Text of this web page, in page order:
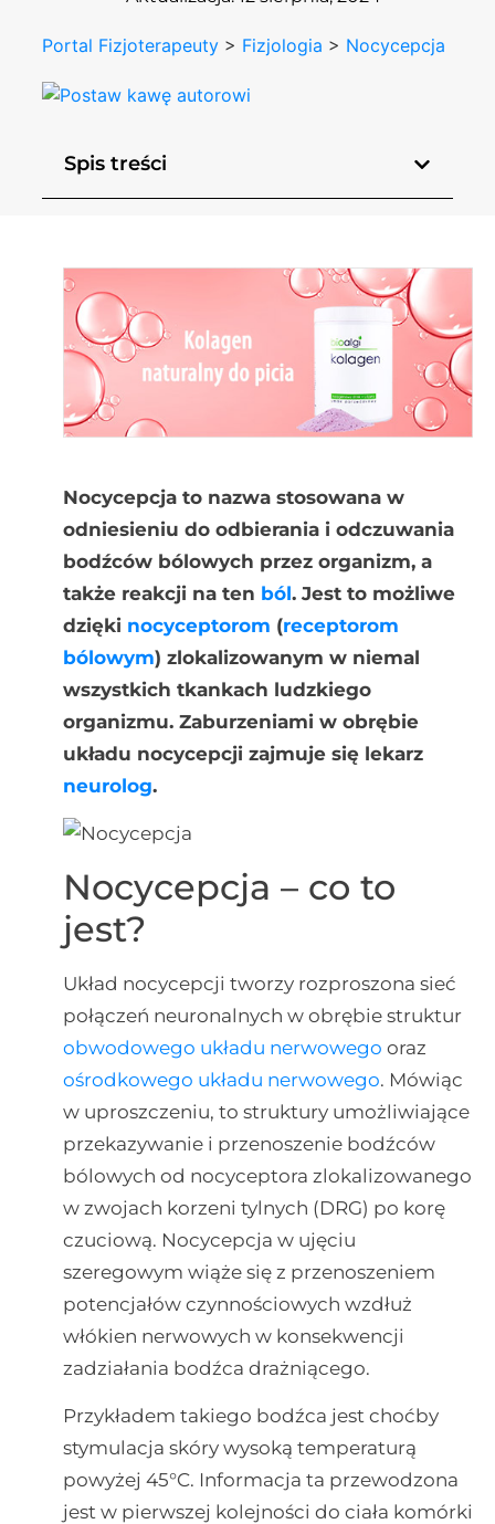
Portal Fizjoterapeuty > Fizjologia > Nocycepcja
Spis treści
Nocycepcja to nazwa stosowana w
odniesieniu do odbierania i odczuwania
bodźców bólowych przez organizm, a
także reakcji na ten ból. Jest to możliwe
dzięki nocyceptorom (receptorom
bólowym) zlokalizowanym w niemal
wszystkich tkankach ludzkiego
organizmu. Zaburzeniami w obrębie
układu nocycepcji zajmuje się lekarz
neurolog.
Nocycepcja – co to
jest?
Układ nocycepcji tworzy rozproszona sieć
połączeń neuronalnych w obrębie struktur
obwodowego układu nerwowego oraz
ośrodkowego układu nerwowego. Mówiąc
w uproszczeniu, to struktury umożliwiające
przekazywanie i przenoszenie bodźców
bólowych od nocyceptora zlokalizowanego
w zwojach korzeni tylnych (DRG) po korę
czuciową. Nocycepcja w ujęciu
szeregowym wiąże się z przenoszeniem
potencjałów czynnościowych wzdłuż
włókien nerwowych w konsekwencji
zadziałania bodźca drażniącego.
Przykładem takiego bodźca jest choćby
stymulacja skóry wysoką temperaturą
powyżej 45°C. Informacja ta przewodzona
jest w pierwszej kolejności do ciała komórki